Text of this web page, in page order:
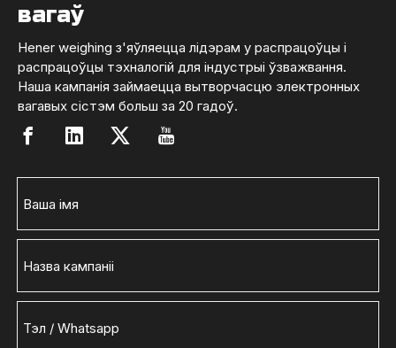
вагаў
Hener weighing з'яўляецца лідэрам у распрацоўцы і
распрацоўцы тэхналогій для індустрыі ўзважвання.
Наша кампанія займаецца вытворчасцю электронных
вагавых сістэм больш за 20 гадоў.